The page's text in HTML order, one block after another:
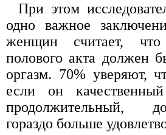
При этом
одно важное
женщин считает, что
полового акта должен
оргазм. 70% уверяют,
если он
продолжительный,
гораздо больше